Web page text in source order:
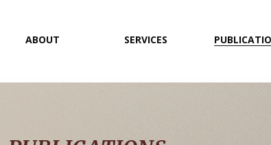
ABOUT SERVICES